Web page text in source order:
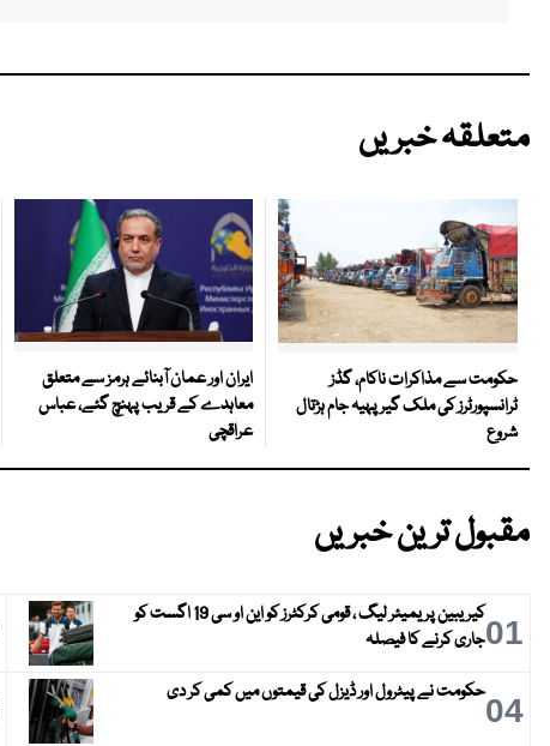
متعلقہ خبریں
حکومت سے مذاکرات ناکام، گڈز
ٹرانسپورٹرز کی ملک گیر پہیہ جام ہڑتال
شروع
ایران اور عمان آبنائے ہرمز سے متعلق
معاہدے کے قریب پہنچ گئے، عباس
عراقچی
مقبول ترین خبریں
01
کیریبین پریمیئر لیگ ، قومی کرکٹرز کو این او سی 19 اگست کو
جاری کرنے کا فیصلہ
04حکومت نے پیٹرول اور ڈیزل کی قیمتوں میں کمی کر دی